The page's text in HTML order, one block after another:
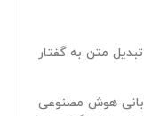
متن به گفتار
هوش مصنوعی